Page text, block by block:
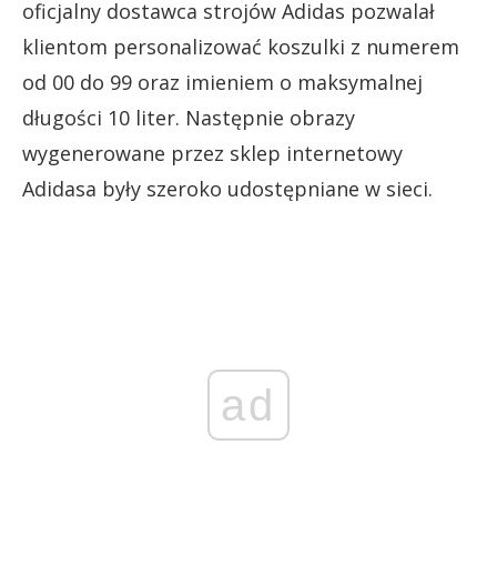
oficjalny dostawca strojów Adidas pozwalał
klientom personalizować koszulki z numerem
od 00 do 99 oraz imieniem o maksymalnej
długości 10 liter. Następnie obrazy
wygenerowane przez sklep internetowy
Adidasa były szeroko udostępniane w sieci.
ad